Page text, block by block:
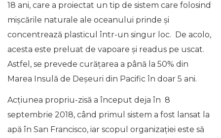
18 ani, care a proiectat un tip de sistem care folosind
mișcările naturale ale oceanului prinde și
concentrează plasticul într-un singur loc. De acolo,
acesta este preluat de vapoare și readus pe uscat.
Astfel, se prevede curățarea a până la 50% din
Marea Insulă de Deșeuri din Pacific în doar 5 ani.
Acțiunea propriu-zisă a început deja în 8
septembrie 2018, când primul sistem a fost lansat la
apă în San Francisco, iar scopul organizației este să